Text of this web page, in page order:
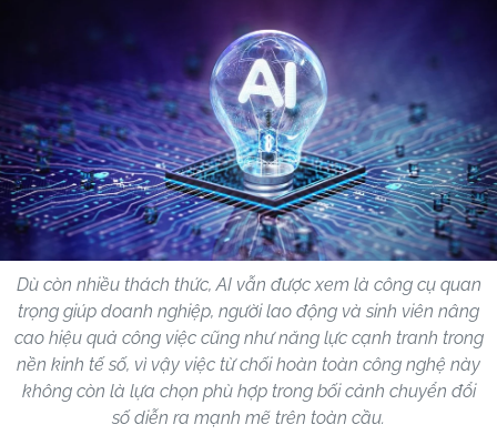
Dù còn nhiều thách thức, AI vẫn được xem là công cụ quan
trọng giúp doanh nghiệp, người lao động và sinh viên nâng
cao hiệu quả công việc cũng như năng lực cạnh tranh trong
nền kinh tế số, vì vậy việc từ chối hoàn toàn công nghệ này
không còn là lựa chọn phù hợp trong bối cảnh chuyển đổi
số diễn ra mạnh mẽ trên toàn cầu.